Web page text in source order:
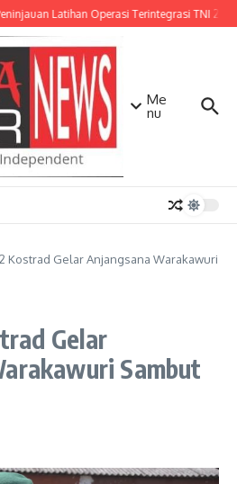
Latihan Operasi Terintegrasi TNI
Me
nu
Kostrad Gelar Anjangsana Warakawuri
Gelar
Sambut